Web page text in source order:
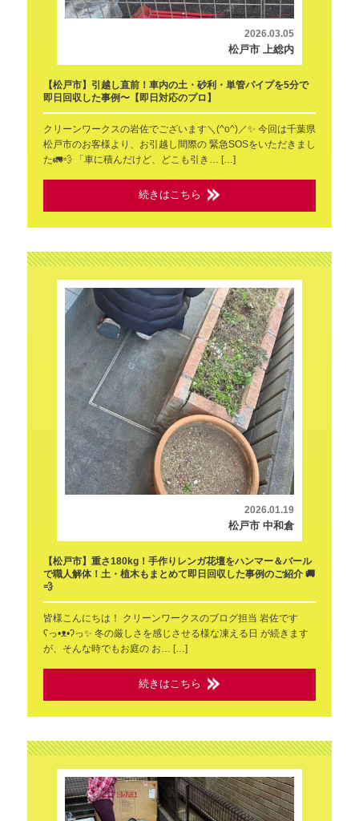
2026.03.05
松戸市 上総内
【松戸市】引越し直前！車内の土・砂利・単管パイプを5分で
即日回収した事例〜【即日対応のプロ】
クリーンワークスの岩佐でございます＼(^o^)／✨ 今回は千葉県
松戸市のお客様より、お引越し間際の 緊急SOSをいただきまし
た🚛💨 「車に積んだけど、どこも引き… […]
続きはこちら
2026.01.19
松戸市 中和倉
【松戸市】重さ180kg！手作りレンガ花壇をハンマー＆バール
で職人解体！土・植木もまとめて即日回収した事例のご紹介 🚚
💨
皆様こんにちは！ クリーンワークスのブログ担当 岩佐です
ʕ⁠っ⁠•⁠ᴥ⁠•⁠ʔ⁠っ✨ 冬の厳しさを感じさせる様な凍える日 が続きます
が、そんな時でもお庭の お… […]
続きはこちら